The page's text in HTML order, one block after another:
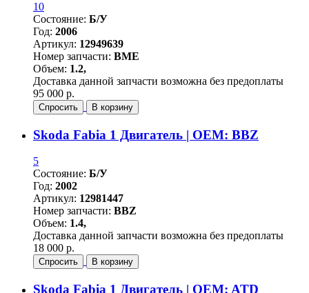
10
Состояние: Б/У
Год: 2006
Артикул: 12949639
Номер запчасти: BME
Объем: 1.2,
Доставка данной запчасти возможна без предоплаты
95 000 р.
Спросить В корзину
Skoda Fabia 1 Двигатель | OEM: BBZ
5
Состояние: Б/У
Год: 2002
Артикул: 12981447
Номер запчасти: BBZ
Объем: 1.4,
Доставка данной запчасти возможна без предоплаты
18 000 р.
Спросить В корзину
Skoda Fabia 1 Двигатель | OEM: ATD